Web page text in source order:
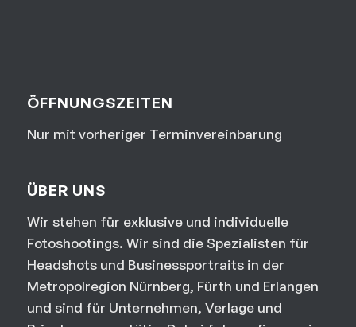
ÖFFNUNGSZEITEN
Nur mit vorheriger Terminvereinbarung
ÜBER UNS
Wir stehen für exklusive und individuelle
Fotoshootings. Wir sind die Spezialisten für
Headshots und Businessportraits in der
Metropolregion Nürnberg, Fürth und Erlangen
und sind für Unternehmen, Verlage und